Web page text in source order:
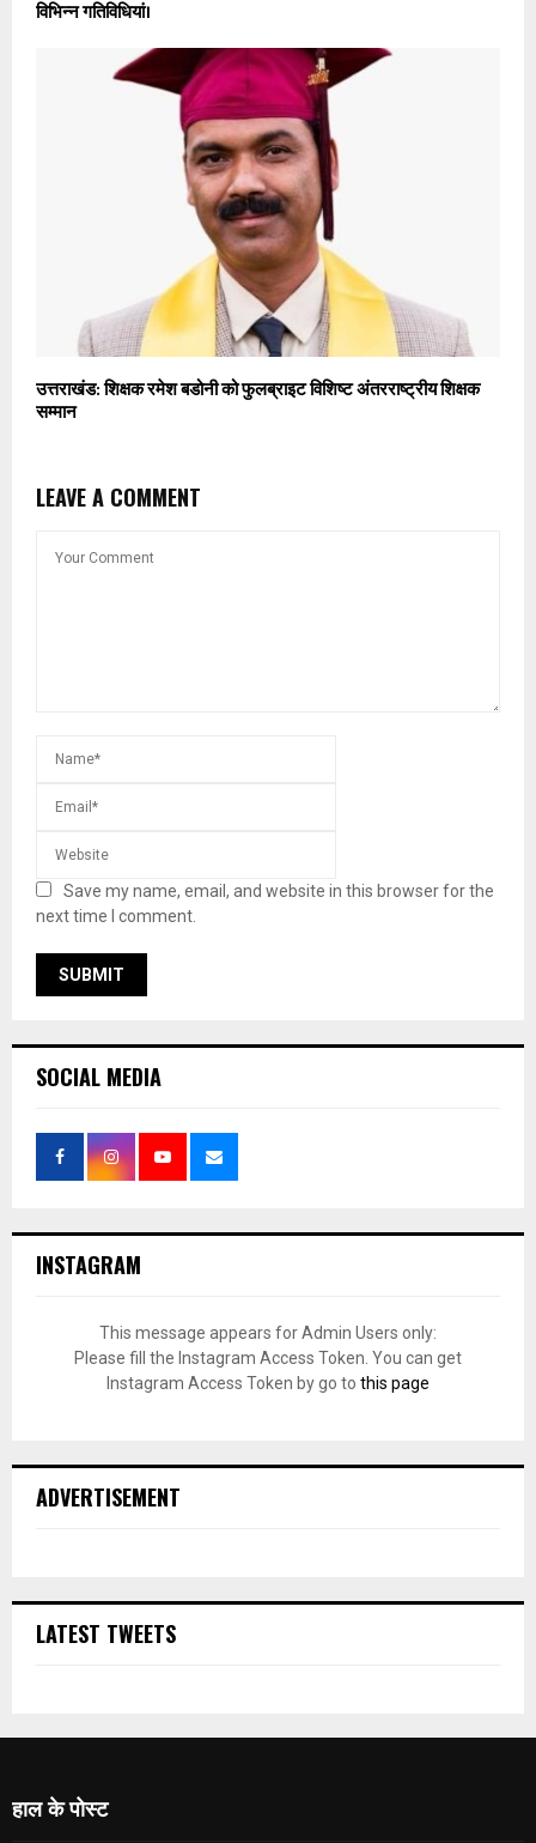
विभिन्न गतिविधियां।
उत्तराखंड: शिक्षक रमेश बडोनी को फुलब्राइट विशिष्ट अंतरराष्ट्रीय शिक्षक
सम्मान
LEAVE A COMMENT
Save my name, email, and website in this browser for the
next time I comment.
SOCIAL MEDIA
INSTAGRAM
This message appears for Admin Users only:
Please fill the Instagram Access Token. You can get
Instagram Access Token by go to this page
ADVERTISEMENT
LATEST TWEETS
हाल के पोस्ट